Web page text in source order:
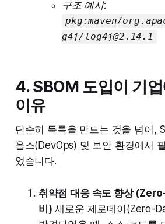
구조 예시:
pkg:maven/
g4j/log4j@2.14.1
4. SBOM 도입이 기
이유
단순히 목록을 만드는 것을 넘어,
옵스(DevOps) 및 보안 환경에서
었습니다.
취약점 대응 속도 향상
비) 새로운 제로데이(Zero-